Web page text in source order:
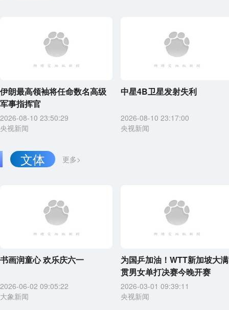
伊朗最高领袖将任命数名高级
军事指挥官
2026-08-10 23:50:29
央视新闻
中星4B卫星发射失利
2026-08-10 23:17:00
央视新闻
更多>
文体
书画润童心 欢乐庆六一
2026-06-02 09:05:22
大象新闻
为国乒加油！WTT新加坡大满
贯男女单打决赛今晚开赛
2026-03-01 09:39:11
央视新闻